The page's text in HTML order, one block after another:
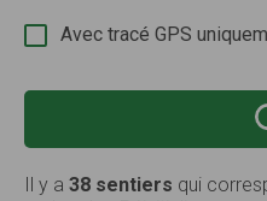
Avec tracé GPS
Il y a 38 sentiers qui